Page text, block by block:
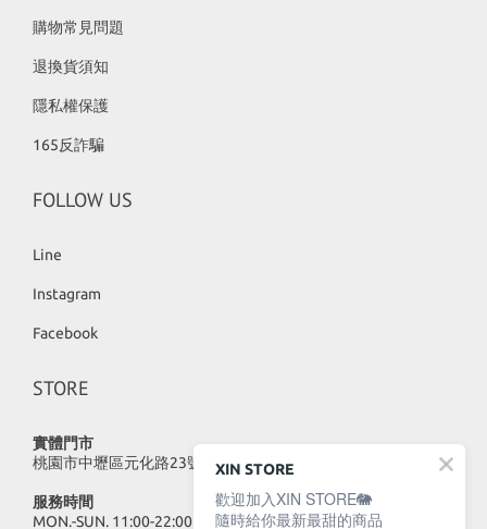
購物常見問題
退換貨須知
隱私權保護
165反詐騙
FOLLOW US
Line
Instagram
Facebook
STORE
實體門市
桃園市中壢區元化路23號
服務時間
MON.-SUN. 11:00-22:00
XIN STORE
歡迎加入XIN STORE🐘
隨時給你最新最甜的商品